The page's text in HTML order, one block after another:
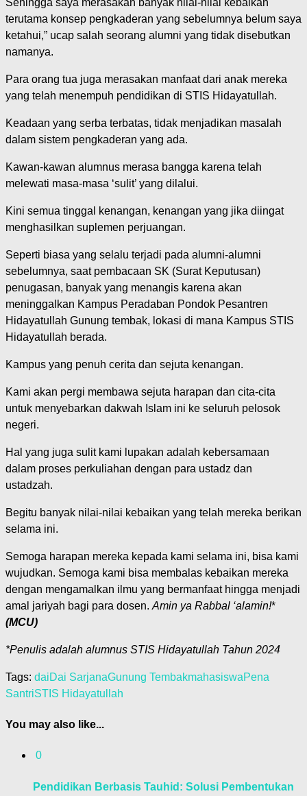
terutama konsep pengkaderan yang sebelumnya belum saya
ketahui,” ucap salah seorang alumni yang tidak disebutkan
namanya.
Para orang tua juga merasakan manfaat dari anak mereka
yang telah menempuh pendidikan di STIS Hidayatullah.
Keadaan yang serba terbatas, tidak menjadikan masalah
dalam sistem pengkaderan yang ada.
Kawan-kawan alumnus merasa bangga karena telah
melewati masa-masa ‘sulit’ yang dilalui.
Kini semua tinggal kenangan, kenangan yang jika diingat
menghasilkan suplemen perjuangan.
Seperti biasa yang selalu terjadi pada alumni-alumni
sebelumnya, saat pembacaan SK (Surat Keputusan)
penugasan, banyak yang menangis karena akan
meninggalkan Kampus Peradaban Pondok Pesantren
Hidayatullah Gunung tembak, lokasi di mana Kampus STIS
Hidayatullah berada.
Kampus yang penuh cerita dan sejuta kenangan.
Kami akan pergi membawa sejuta harapan dan cita-cita
untuk menyebarkan dakwah Islam ini ke seluruh pelosok
negeri.
Hal yang juga sulit kami lupakan adalah kebersamaan
dalam proses perkuliahan dengan para ustadz dan
ustadzah.
Begitu banyak nilai-nilai kebaikan yang telah mereka berikan
selama ini.
Semoga harapan mereka kepada kami selama ini, bisa kami
wujudkan. Semoga kami bisa membalas kebaikan mereka
dengan mengamalkan ilmu yang bermanfaat hingga menjadi
amal jariyah bagi para dosen. Amin ya Rabbal ‘alamin!*
(MCU)
*Penulis adalah alumnus STIS Hidayatullah Tahun 2024
Tags: daiDai SarjanaGunung TembakmahasiswaPena
SantriSTIS Hidayatullah
You may also like...
0
Pendidikan Berbasis Tauhid: Solusi Pembentukan